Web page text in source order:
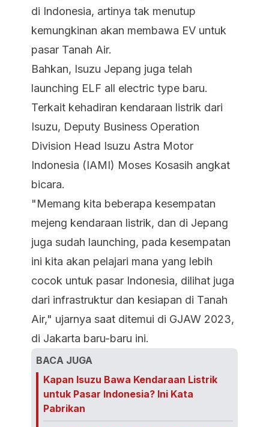
di Indonesia, artinya tak menutup
kemungkinan akan membawa EV untuk
pasar Tanah Air.
Bahkan, Isuzu Jepang juga telah
launching ELF all electric type baru.
Terkait kehadiran kendaraan listrik dari
Isuzu, Deputy Business Operation
Division Head Isuzu Astra Motor
Indonesia (IAMI) Moses Kosasih angkat
bicara.
"Memang kita beberapa kesempatan
mejeng kendaraan listrik, dan di Jepang
juga sudah launching, pada kesempatan
ini kita akan pelajari mana yang lebih
cocok untuk pasar Indonesia, dilihat juga
dari infrastruktur dan kesiapan di Tanah
Air," ujarnya saat ditemui di GJAW 2023,
di Jakarta baru-baru ini.
BACA JUGA
Kapan Isuzu Bawa Kendaraan Listrik
untuk Pasar Indonesia? Ini Kata
Pabrikan